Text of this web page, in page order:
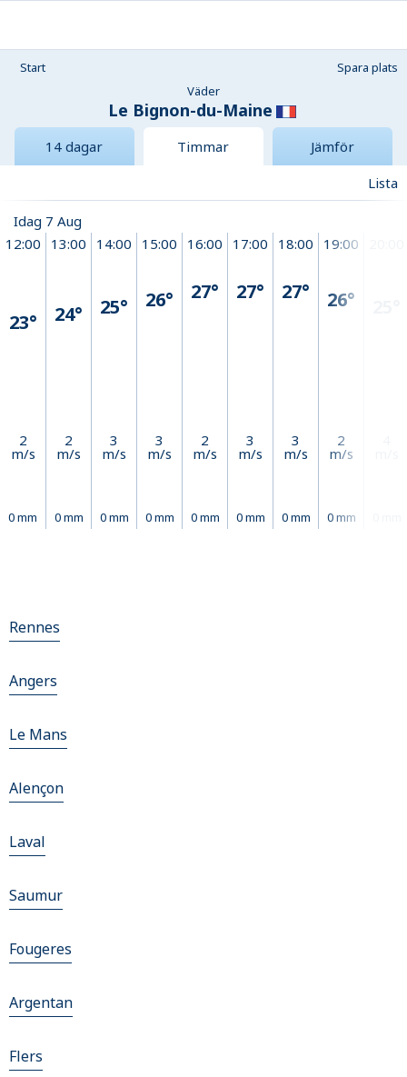
Start
Spara plats
Väder
Le Bignon-du-Maine
14 dagar Timmar
Jämför
Lista
Idag 7 Aug
12:00
23°
2
m/s
0 mm
13:00
24°
2
m/s
0 mm
14:00
25°
3
m/s
0 mm
15:00
26°
3
m/s
0 mm
16:00
27°
2
m/s
0 mm
17:00
27°
3
m/s
0 mm
18:00
27°
3
m/s
0 mm
19:00
26°
2
m/s
0 mm
Rennes
Angers
Le Mans
Alençon
Laval
Saumur
Fougeres
Argentan
Flers